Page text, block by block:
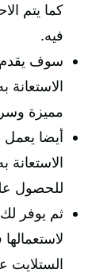
كما يتم
فيه.
سوف يقدم
مميزة
أيضا يعمل
للحصول
ثم يوفر
الستلايت